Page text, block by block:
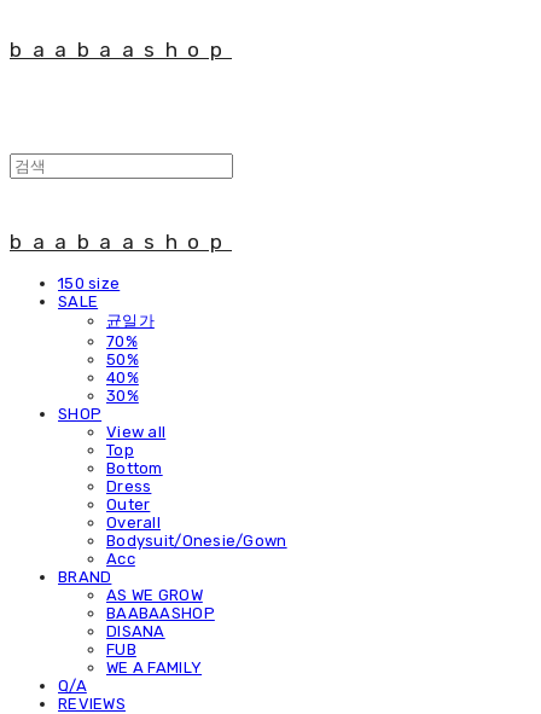
baabaashop
baabaashop
150 size
SALE
균일가
70%
50%
40%
30%
SHOP
View all
Top
Bottom
Dress
Outer
Overall
Bodysuit/Onesie/Gown
Acc
BRAND
AS WE GROW
BAABAASHOP
DISANA
FUB
WE A FAMILY
Q/A
REVIEWS